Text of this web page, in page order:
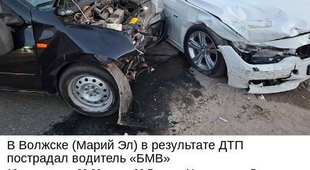
В Волжске (Марий Эл) в результате ДТП
пострадал водитель «БМВ»